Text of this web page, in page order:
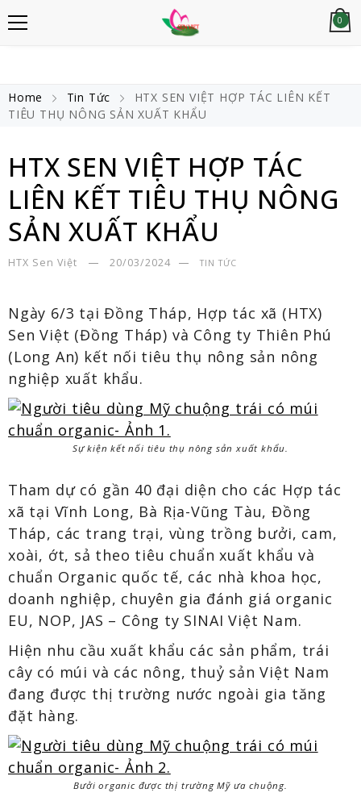
0
Home Tin Tức
HTX SEN VIỆT HỢP TÁC LIÊN KẾT
TIÊU THỤ NÔNG SẢN XUẤT KHẨU
HTX SEN VIỆT HỢP TÁC
LIÊN KẾT TIÊU THỤ NÔNG
SẢN XUẤT KHẨU
HTX Sen Việt 20/03/2024 TIN TỨC
Ngày 6/3 tại Đồng Tháp, Hợp tác xã (HTX)
Sen Việt (Đồng Tháp) và Công ty Thiên Phú
(Long An) kết nối tiêu thụ nông sản nông
nghiệp xuất khẩu.
Sự kiện kết nối tiêu thụ nông sản xuất khẩu.
Tham dự có gần 40 đại diện cho các Hợp tác
xã tại Vĩnh Long, Bà Rịa-Vũng Tàu, Đồng
Tháp, các trang trại, vùng trồng bưởi, cam,
xoài, ớt, sả theo tiêu chuẩn xuất khẩu và
chuẩn Organic quốc tế, các nhà khoa học,
doanh nghiệp, chuyên gia đánh giá organic
EU, NOP, JAS – Công ty SINAI Việt Nam.
Hiện nhu cầu xuất khẩu các sản phẩm, trái
cây có múi và các nông, thuỷ sản Việt Nam
đang được thị trường nước ngoài gia tăng
đặt hàng.
Bưởi organic được thị trường Mỹ ưa chuộng.